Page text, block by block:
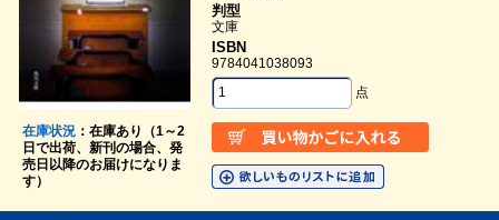
在庫状況：在庫あり（1～2
日で出荷、新刊の場合、発
売日以降のお届けになりま
す）
判型
文庫
ISBN
9784041038093
点